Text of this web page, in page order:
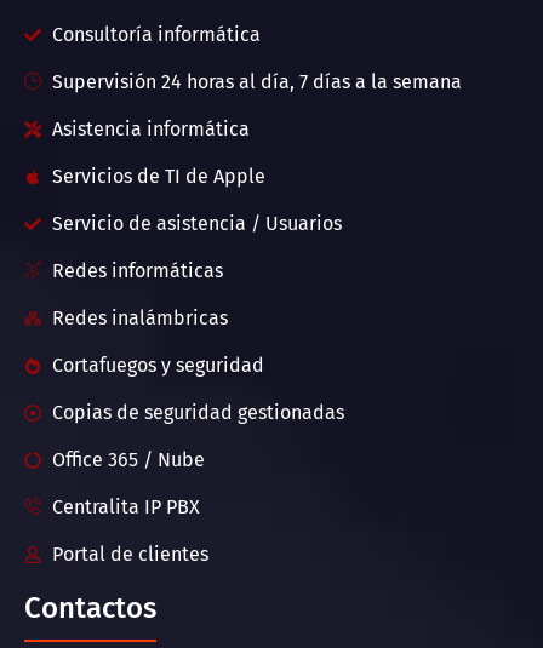
Consultoría informática
Supervisión 24 horas al día, 7 días a la semana
Asistencia informática
Servicios de TI de Apple
Servicio de asistencia / Usuarios
Redes informáticas
Redes inalámbricas
Cortafuegos y seguridad
Copias de seguridad gestionadas
Office 365 / Nube
Centralita IP PBX
Portal de clientes
Contactos